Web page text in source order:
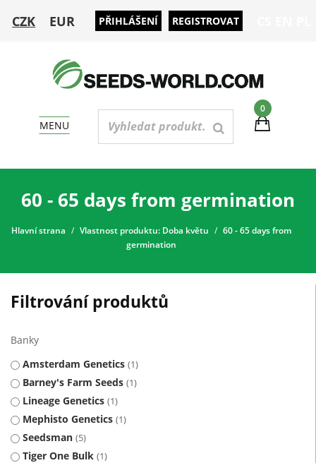
CZK EUR PŘIHLÁŠENÍ REGISTROVAT
0
MENU
60 - 65 days from germination
Hlavní strana Vlastnost produktu: Doba květu
60 - 65 days from
germination
Filtrování produktů
Banky
Amsterdam Genetics 1
Barney's Farm Seeds 1
Lineage Genetics 1
Mephisto Genetics 1
Seedsman 5
Tiger One Bulk 1